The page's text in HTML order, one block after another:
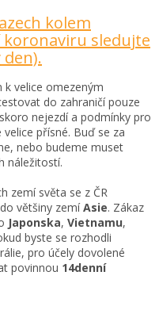
kolem
koronaviru sledujte
den).
k velice omezeným
do zahraničí pouze
nejezdí a podmínky pro
přísné. Buď se za
nebo budeme muset
náležitostí.
zemí světa se z ČR
většiny zemíAsie. Zákaz
Japonska, Vietnamu,
byste se rozhodli
pro účely dovolené
povinnou 14denní